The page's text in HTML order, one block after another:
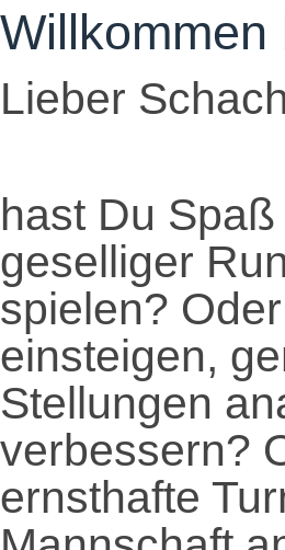
Willkommen
Lieber
hast Du
geselliger
spielen?
einsteigen,
Stellungen
verbessern?
ernsthafte